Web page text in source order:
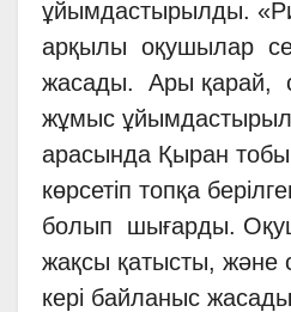
ұйымдастырылды.
арқылы оқушылар
жасады. Ары қарай,
жұмыс
арасында Қыран
көрсетіп топқа
болып шығарды.
жақсы қатысты, және
кері байланыс